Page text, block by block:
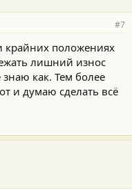
#7
крайних положениях
лишний износ
как. Тем более
и думаю сделать всё